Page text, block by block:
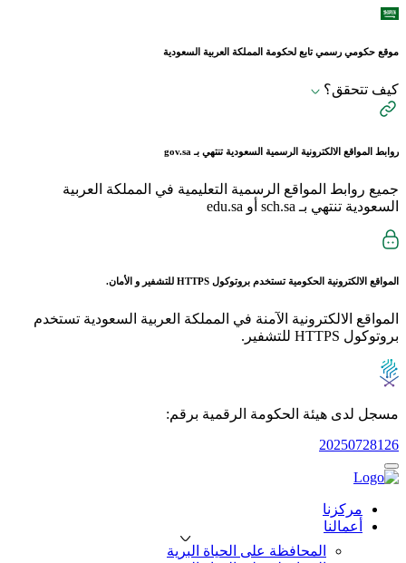
موقع حكومي رسمي تابع لحكومة المملكة العربية السعودية
كيف تتحقق؟
روابط المواقع الالكترونية الرسمية السعودية تنتهي بـ gov.sa
جميع روابط المواقع الرسمية التعليمية في المملكة العربية
السعودية تنتهي بـ sch.sa أو edu.sa
المواقع الالكترونية الحكومية تستخدم بروتوكول HTTPS للتشفير و الأمان.
المواقع الالكترونية الآمنة في المملكة العربية السعودية تستخدم
بروتوكول HTTPS للتشفير.
مسجل لدى هيئة الحكومة الرقمية برقم:
20250728126
مركزنا
أعمالنا
المحافظة على الحياة البرية